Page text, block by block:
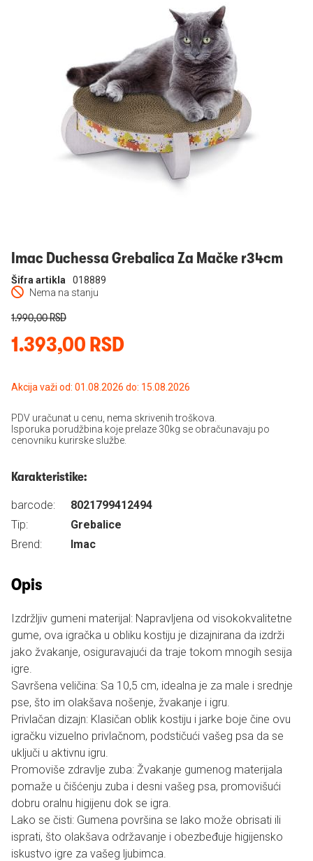
Imac Duchessa Grebalica Za Mačke r34cm
Nema na stanju
Šifra artikla 018889
1.393,00 RSD
1.990,00 RSD
Akcija važi od: 01.08.2026 do: 15.08.2026
PDV uračunat u cenu, nema skrivenih troškova.
Isporuka porudžbina koje prelaze 30kg se obračunavaju po
cenovniku kurirske službe.
Karakteristike:
barcode:
8021799412494
Tip:
Grebalice
Brend:
Imac
Opis
Izdržljiv gumeni materijal: Napravljena od visokokvalitetne
gume, ova igračka u obliku kostiju je dizajnirana da izdrži
jako žvakanje, osiguravajući da traje tokom mnogih sesija
igre.
Savršena veličina: Sa 10,5 cm, idealna je za male i srednje
pse, što im olakšava nošenje, žvakanje i igru.
Privlačan dizajn: Klasičan oblik kostiju i jarke boje čine ovu
igračku vizuelno privlačnom, podstičući vašeg psa da se
uključi u aktivnu igru.
Promoviše zdravlje zuba: Žvakanje gumenog materijala
pomaže u čišćenju zuba i desni vašeg psa, promovišući
dobru oralnu higijenu dok se igra.
Lako se čisti: Gumena površina se lako može obrisati ili
isprati, što olakšava održavanje i obezbeđuje higijensko
iskustvo igre za vašeg ljubimca.